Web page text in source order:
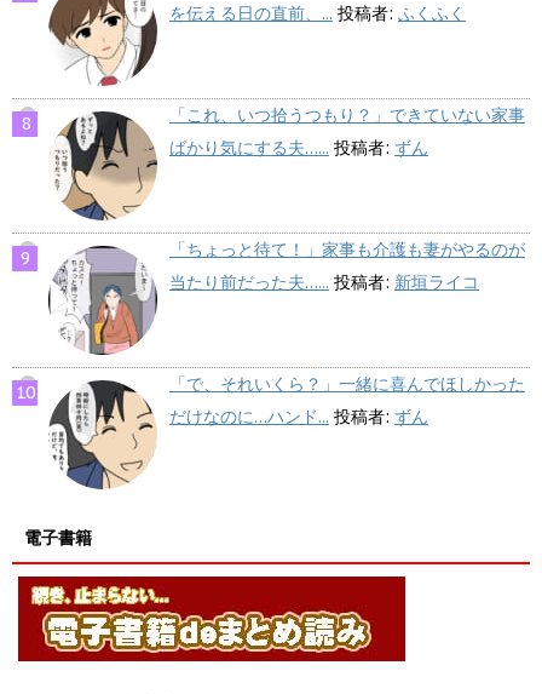
を伝える日の直前、... 投稿者: ふくふく
「これ、いつ拾うつもり？」できていない家事
ばかり気にする夫…... 投稿者: ずん
「ちょっと待て！」家事も介護も妻がやるのが
当たり前だった夫…... 投稿者: 新垣ライコ
「で、それいくら？」一緒に喜んでほしかった
だけなのに…ハンド... 投稿者: ずん
電子書籍